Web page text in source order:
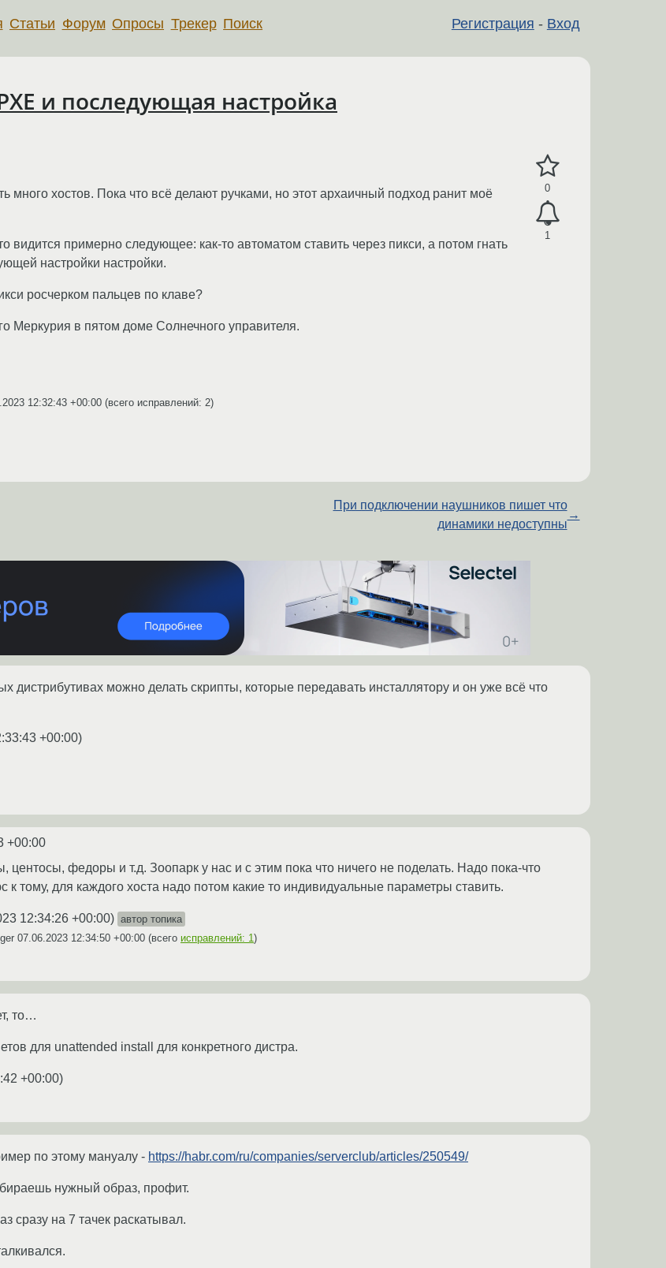
Регистрация - Вход
Статьи Форум Опросы Трекер Поиск
и последующая настройка
0
1
много хостов. Пока что всё делают ручками, но этот архаичный подход ранит моё
видится примерно следующее: как-то автоматом ставить через пикси, а потом гнать
настройки настройки.
росчерком пальцев по клаве?
Меркурия в пятом доме Солнечного управителя.
12:32:43 +00:00 (всего исправлений: 2)
При подключении наушников пишет что
динамики недоступны
→
дистрибутивах можно делать скрипты, которые передавать инсталлятору и он уже всё что
+00:00)
+00:00
центосы, федоры и т.д. Зоопарк у нас и с этим пока что ничего не поделать. Надо пока-что
к тому, для каждого хоста надо потом какие то индивидуальные параметры ставить.
12:34:26 +00:00) автор топика
07.06.2023 12:34:50 +00:00 (всего исправлений: 1 )
то…
для unattended install для конкретного дистра.
+00:00)
по этому мануалу - https://habr.com/ru/companies/serverclub/articles/250549/
нужный образ, профит.
сразу на 7 тачек раскатывал.